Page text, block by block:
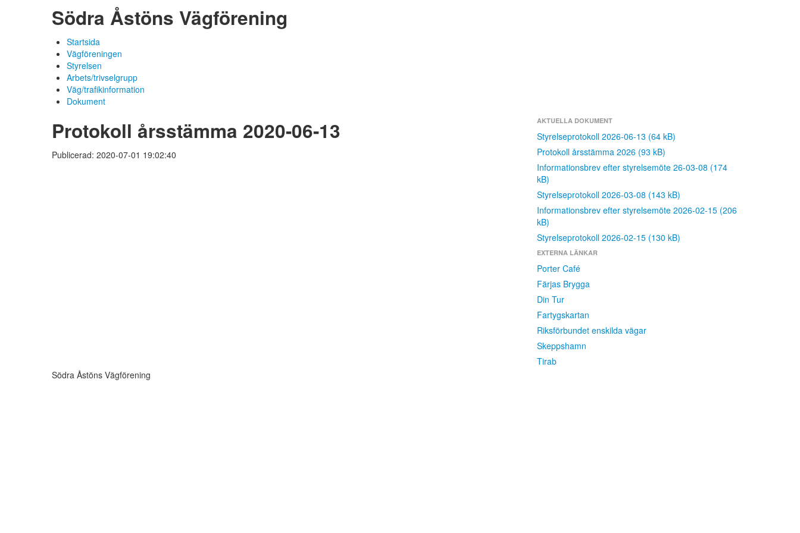
Södra Åstöns Vägförening
Startsida
Vägföreningen
Styrelsen
Arbets/trivselgrupp
Väg/trafikinformation
Dokument
Protokoll årsstämma 2020-06-13
Publicerad: 2020-07-01 19:02:40
AKTUELLA DOKUMENT
Styrelseprotokoll 2026-06-13 (64 kB)
Protokoll årsstämma 2026 (93 kB)
Informationsbrev efter styrelsemöte 26-03-08 (174
kB)
Styrelseprotokoll 2026-03-08 (143 kB)
Informationsbrev efter styrelsemöte 2026-02-15 (206
kB)
Styrelseprotokoll 2026-02-15 (130 kB)
EXTERNA LÄNKAR
Porter Café
Färjas Brygga
Din Tur
Fartygskartan
Riksförbundet enskilda vägar
Skeppshamn
Tirab
Södra Åstöns Vägförening